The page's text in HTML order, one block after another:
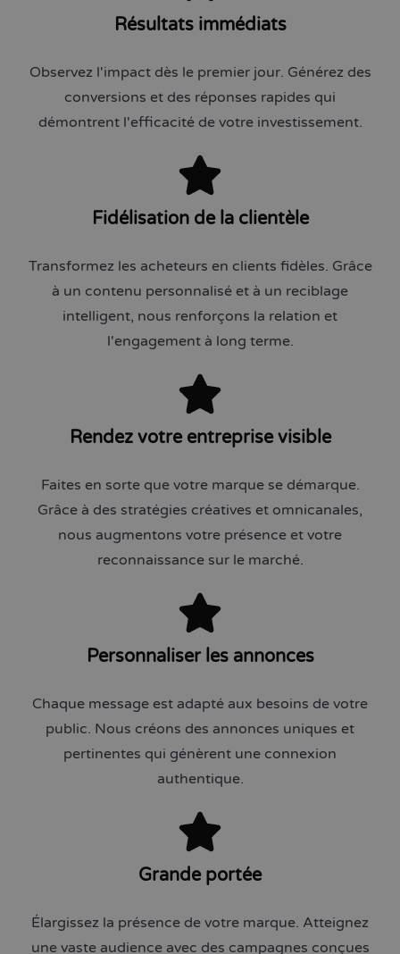
Résultats immédiats
Observez l'impact dès le premier jour. Générez des
conversions et des réponses rapides qui
démontrent l'efficacité de votre investissement.
Fidélisation de la clientèle
Transformez les acheteurs en clients fidèles. Grâce
à un contenu personnalisé et à un reciblage
intelligent, nous renforçons la relation et
l'engagement à long terme.
Rendez votre entreprise visible
Faites en sorte que votre marque se démarque.
Grâce à des stratégies créatives et omnicanales,
nous augmentons votre présence et votre
reconnaissance sur le marché.
Personnaliser les annonces
Chaque message est adapté aux besoins de votre
public. Nous créons des annonces uniques et
pertinentes qui génèrent une connexion
authentique.
Grande portée
Élargissez la présence de votre marque. Atteignez
une vaste audience avec des campagnes conçues